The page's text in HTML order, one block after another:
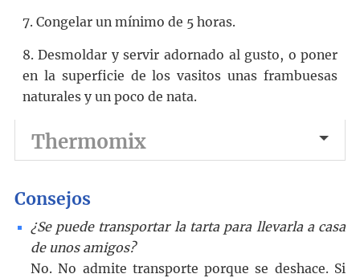
7. Congelar un mínimo de 5 horas.
8. Desmoldar y servir adornado al gusto, o poner
en la superficie de los vasitos unas frambuesas
naturales y un poco de nata.
Thermomix
Consejos
¿Se puede transportar la tarta para llevarla a casa
de unos amigos?
No. No admite transporte porque se deshace. Si